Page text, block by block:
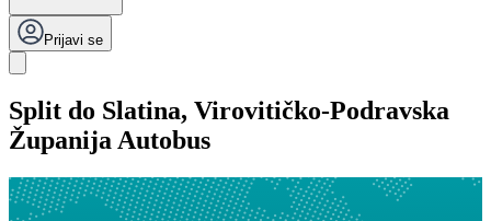
Prijavi se
Split do Slatina, Virovitičko-Podravska
Županija Autobus